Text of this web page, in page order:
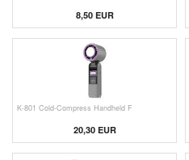
8,50 EUR
K-801 Cold-Compress Handheld F
20,30 EUR